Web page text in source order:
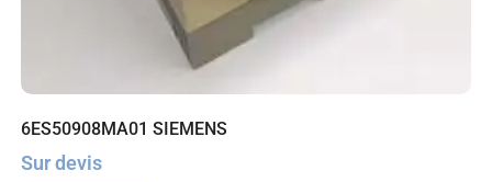
6ES50908MA01 SIEMENS
Sur devis